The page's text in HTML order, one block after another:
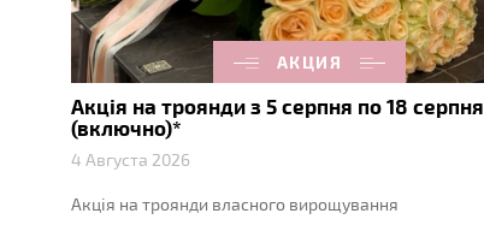
АКЦИЯ
Акція на троянди з 5 серпня по 18 серпня
(включно)*
4 Августа 2026
Акція на троянди власного вирощування